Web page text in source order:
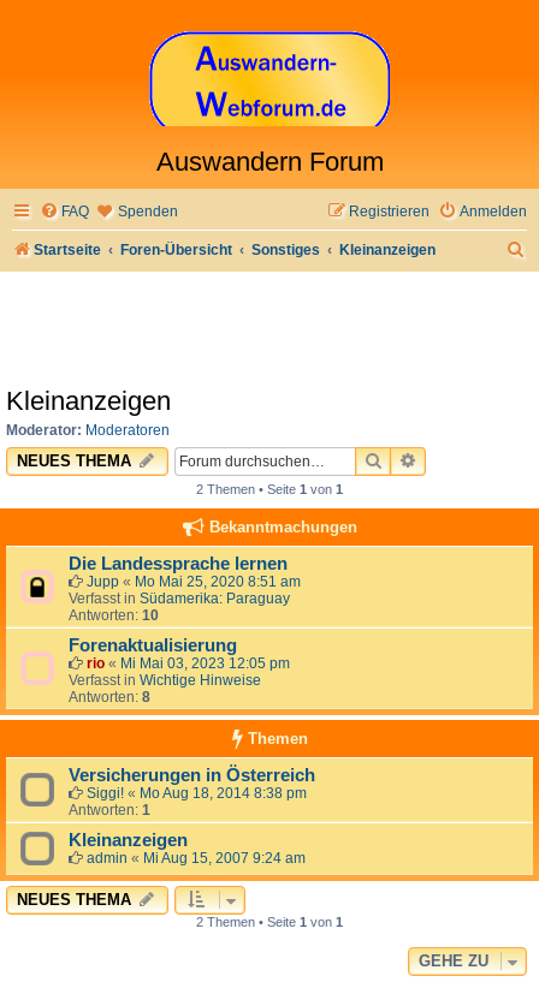
Auswandern Forum
FAQ Spenden Anmelden
Registrieren
Startseite Foren-Übersicht Sonstiges Kleinanzeigen
Kleinanzeigen
Moderator: Moderatoren
NEUES THEMA SUCHEERWEITERTE
2 Themen • Seite 1 von 1
Bekanntmachungen
Die Landessprache lernen
Jupp « Mo Mai 25, 2020 8:51 am
Verfasst in Südamerika: Paraguay
Antworten: 10
Forenaktualisierung
rio « Mi Mai 03, 2023 12:05 pm
Verfasst in Wichtige Hinweise
Antworten: 8
Themen
Versicherungen in Österreich
Siggi! « Mo Aug 18, 2014 8:38 pm
Antworten: 1
Kleinanzeigen
admin « Mi Aug 15, 2007 9:24 am
NEUES THEMA
2 Themen • Seite 1 von 1
GEHE ZU